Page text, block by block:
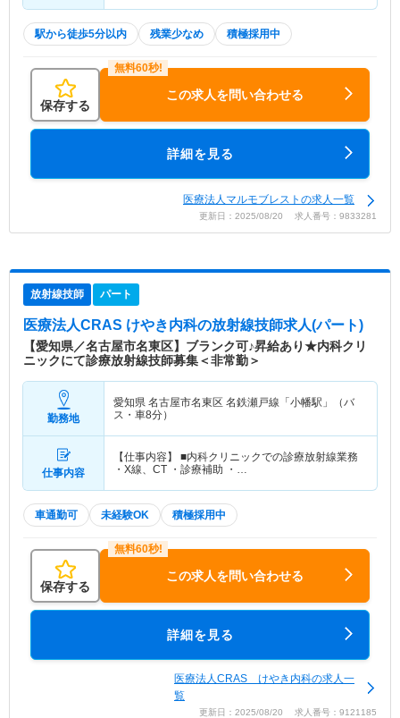
駅から徒歩5分以内 残業少なめ 積極採用中
保存する
この求人を問い合わせる
詳細を見る
医療法人マルモブレストの求人一覧
更新日：2025/08/20 求人番号：9833281
放射線技師 パート
医療法人CRAS けやき内科の放射線技師求人(パート)
【愛知県／名古屋市名東区】ブランク可♪昇給あり★内科クリ
ニックにて診療放射線技師募集＜非常勤＞
勤務地
愛知県 名古屋市名東区 名鉄瀬戸線「小幡駅」（バ
ス・車8分）
仕事内容
【仕事内容】 ■内科クリニックでの診療放射線業務
・X線、CT ・診療補助 ・…
車通勤可 未経験OK 積極採用中
保存する
この求人を問い合わせる
詳細を見る
医療法人CRAS けやき内科の求人一
覧
更新日：2025/08/20 求人番号：9121185